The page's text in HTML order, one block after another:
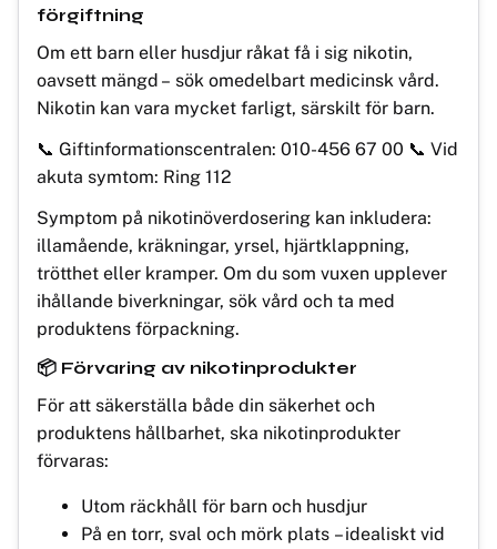
förgiftning
Om ett barn eller husdjur råkat få i sig nikotin,
oavsett mängd – sök omedelbart medicinsk vård.
Nikotin kan vara mycket farligt, särskilt för barn.
📞 Giftinformationscentralen: 010-456 67 00 📞 Vid
akuta symtom: Ring 112
Symptom på nikotinöverdosering kan inkludera:
illamående, kräkningar, yrsel, hjärtklappning,
trötthet eller kramper. Om du som vuxen upplever
ihållande biverkningar, sök vård och ta med
produktens förpackning.
📦 Förvaring av nikotinprodukter
För att säkerställa både din säkerhet och
produktens hållbarhet, ska nikotinprodukter
förvaras:
Utom räckhåll för barn och husdjur
På en torr, sval och mörk plats – idealiskt vid